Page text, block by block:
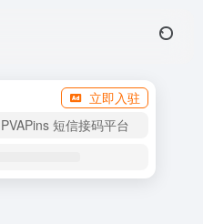
立即入驻
PVAPins 短信接码平台